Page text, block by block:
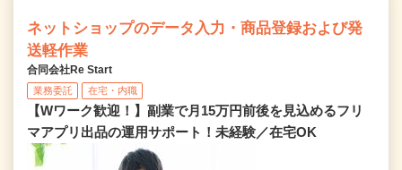
ネットショップのデータ入力・商品登録および発
送軽作業
合同会社Re Start
業務委託 在宅・内職
【Wワーク歓迎！】副業で月15万円前後を見込めるフリ
マアプリ出品の運用サポート！未経験／在宅OK